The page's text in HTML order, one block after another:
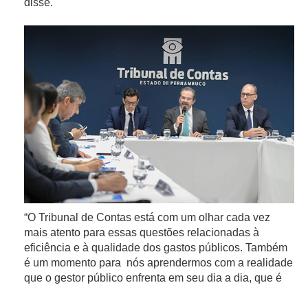
disse.
“O Tribunal de Contas está com um olhar cada vez
mais atento para essas questões relacionadas à
eficiência e à qualidade dos gastos públicos. Também
é um momento para nós aprendermos com a realidade
que o gestor público enfrenta em seu dia a dia, que é